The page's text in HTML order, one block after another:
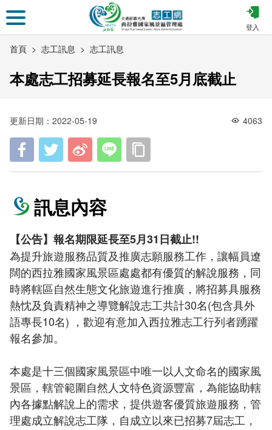
到
主
登入
首頁 志工訊息 志工訊息
本處志工招募延長報名至5月底截止
更新日期：2022-05-19 4063
訊息內容
【公告】報名期限延長至5月31日截止!!
為提升旅遊服務品質及推廣志願服務工作，讓幅員遼
闊的西拉雅國家風景區處處都有優質的解說服務，同
時將轄區自然生態文化旅遊進行推廣，將招募具服務
熱忱及負責精神之導覽解說志工共計30名(包含具外
語專長10名) ，歡迎有意加入西拉雅志工行列者踴躍
報名參加。
本處是十三個國家風景區中唯一以人文命名的國家風
景區，轄管範圍自然人文特色資源豐富，為能協助轄
內各據點解說上的需求，提供遊客優質旅遊服務，管
理處成立解說志工隊，自成立以來已招募7屆志工，